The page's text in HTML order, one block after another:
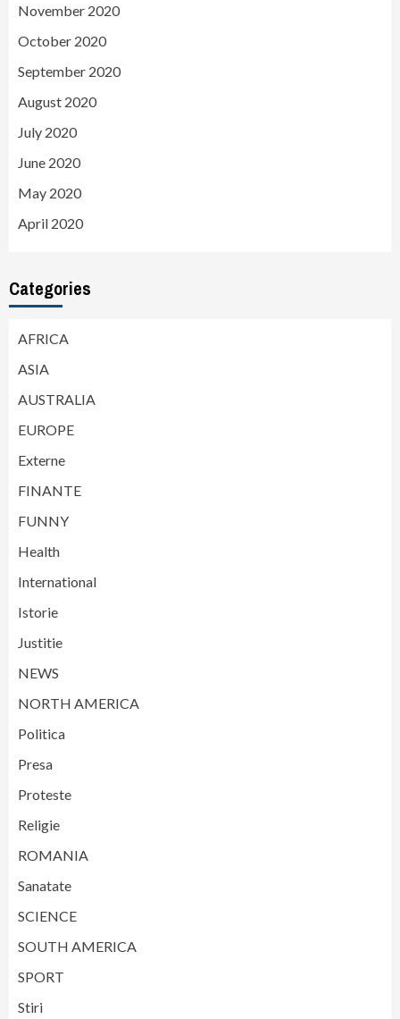
November 2020
October 2020
September 2020
August 2020
July 2020
June 2020
May 2020
April 2020
Categories
AFRICA
ASIA
AUSTRALIA
EUROPE
Externe
FINANTE
FUNNY
Health
International
Istorie
Justitie
NEWS
NORTH AMERICA
Politica
Presa
Proteste
Religie
ROMANIA
Sanatate
SCIENCE
SOUTH AMERICA
SPORT
Stiri